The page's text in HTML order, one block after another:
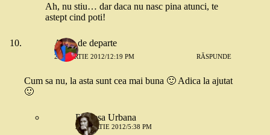
Ah, nu stiu… dar daca nu nasc pina atunci, te
astept cind poti!
Alina de departe
23 MARTIE 2012/12:19 PM RĂSPUNDE
Cum sa nu, la asta sunt cea mai buna 🙂 Adica la ajutat
🙂
Printesa Urbana
23 MARTIE 2012/5:38 PM